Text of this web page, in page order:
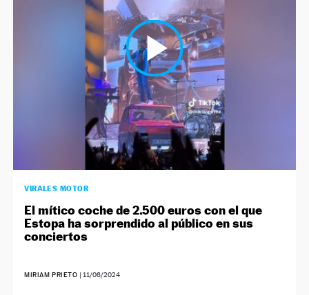
VIRALES MOTOR
El mítico coche de 2.500 euros con el que
Estopa ha sorprendido al público en sus
conciertos
MIRIAM PRIETO | 11/06/2024